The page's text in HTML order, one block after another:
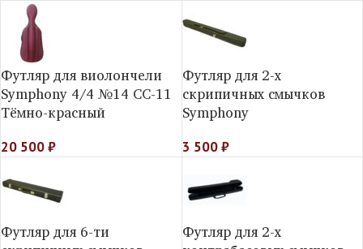
Футляр для виолончели
Symphony 4/4 №14 СС-11
Тёмно-красный
20 500₽
Футляр для 2-х
скрипичных смычков
Symphony
3 500₽
Футляр для 6-ти
Футляр для 2-х